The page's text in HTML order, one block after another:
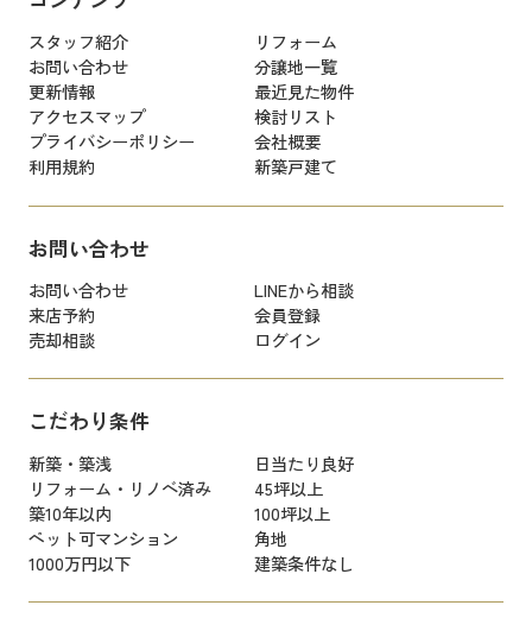
スタッフ紹介
リフォーム
お問い合わせ
分譲地一覧
更新情報
最近見た物件
アクセスマップ
検討リスト
プライバシーポリシー
会社概要
利用規約
新築戸建て
お問い合わせ
お問い合わせ
LINEから相談
来店予約
会員登録
売却相談
ログイン
こだわり条件
新築・築浅
日当たり良好
リフォーム・リノベ済み
45坪以上
築10年以内
100坪以上
ペット可マンション
角地
1000万円以下
建築条件なし